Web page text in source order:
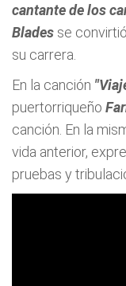
cantante de los
Blades se
su carrera.
En la canción
puertorriqueño
canción. En la
vida anterior,
pruebas y